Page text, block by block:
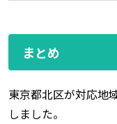
まとめ
東京都北区が対応地
しました。